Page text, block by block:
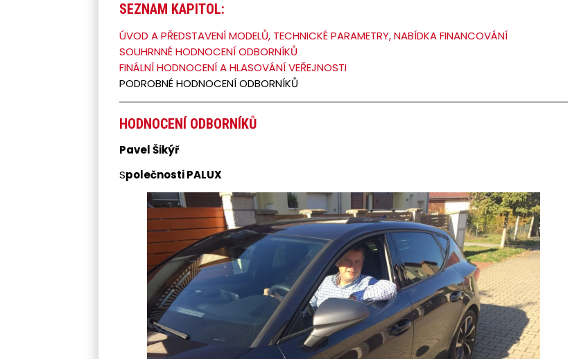
SEZNAM KAPITOL:
ÚVOD A PŘEDSTAVENÍ MODELŮ, TECHNICKÉ PARAMETRY, NABÍDKA FINANCOVÁNÍ
SOUHRNNÉ HODNOCENÍ ODBORNÍKŮ
FINÁLNÍ HODNOCENÍ A HLASOVÁNÍ VEŘEJNOSTI
PODROBNÉ HODNOCENÍ ODBORNÍKŮ
HODNOCENÍ ODBORNÍKŮ
Pavel Šikýř
Společnosti PALUX